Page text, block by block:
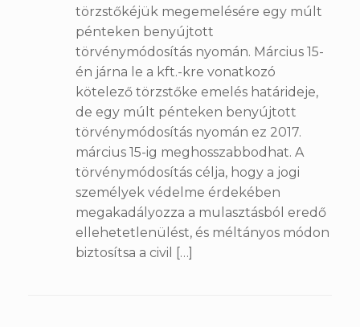
törzstőkéjük megemelésére egy múlt
pénteken benyújtott
törvénymódosítás nyomán. Március 15-
én járna le a kft.-kre vonatkozó
kötelező törzstőke emelés határideje,
de egy múlt pénteken benyújtott
törvénymódosítás nyomán ez 2017.
március 15-ig meghosszabbodhat. A
törvénymódosítás célja, hogy a jogi
személyek védelme érdekében
megakadályozza a mulasztásból eredő
ellehetetlenülést, és méltányos módon
biztosítsa a civil […]